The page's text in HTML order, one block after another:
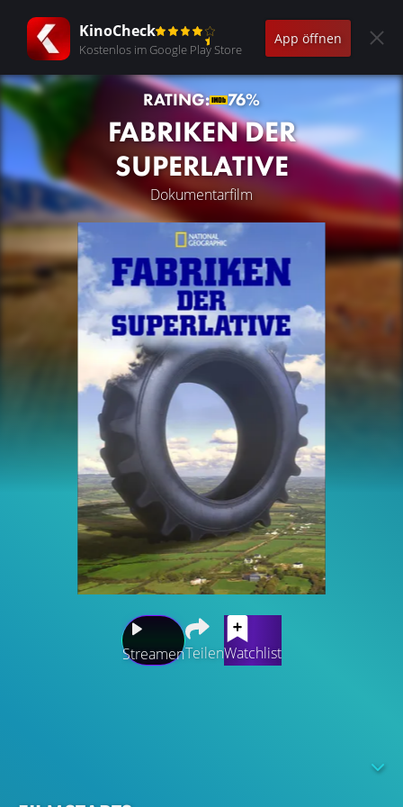
KinoCheck
Kostenlos im Google Play Store
App öffnen
RATING: 76%
FABRIKEN DER
SUPERLATIVE
Dokumentarfilm
StreamenTeilenWatchlist
Maßstab hergestellt werden. Und dank der rasanten